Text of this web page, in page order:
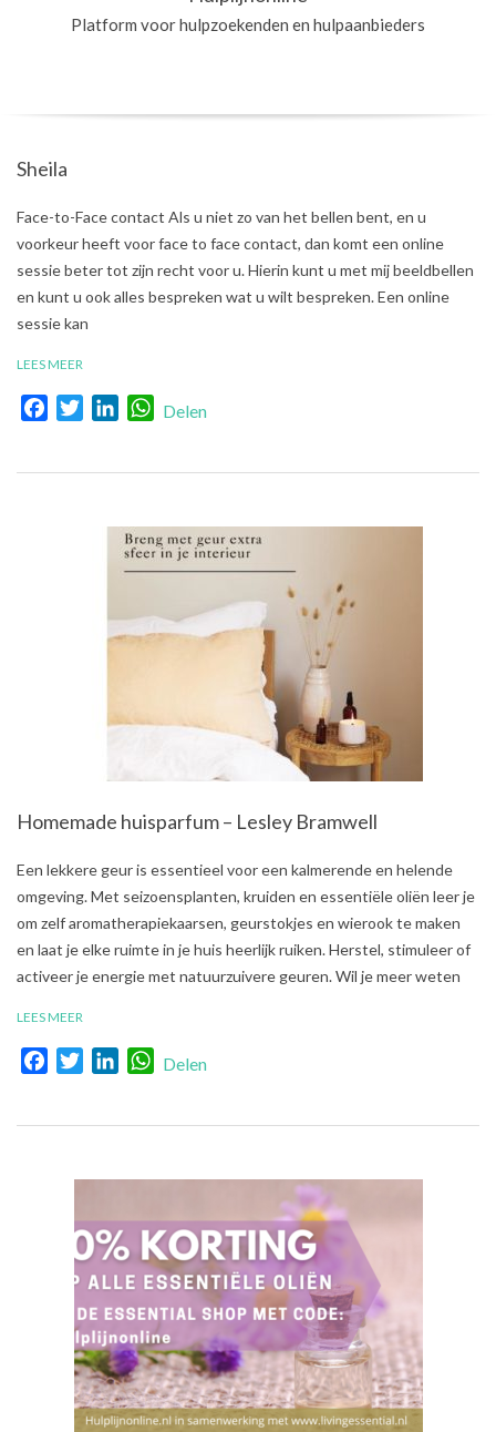
Platform voor hulpzoekenden en hulpaanbieders
Sheila
2023-
Face-to-Face contact Als u niet zo van het bellen bent, en u
voorkeur heeft voor face to face contact, dan komt een online
sessie beter tot zijn recht voor u. Hierin kunt u met mij beeldbellen
en kunt u ook alles bespreken wat u wilt bespreken. Een online
sessie kan
LEES MEER
FacebookTwitterLinkedInWhatsApp
Delen
Homemade huisparfum – Lesley Bramwell
2021-
Een lekkere geur is essentieel voor een kalmerende en helende
omgeving. Met seizoensplanten, kruiden en essentiële oliën leer je
om zelf aromatherapiekaarsen, geurstokjes en wierook te maken
en laat je elke ruimte in je huis heerlijk ruiken. Herstel, stimuleer of
activeer je energie met natuurzuivere geuren. Wil je meer weten
LEES MEER
FacebookTwitterLinkedInWhatsApp
Delen